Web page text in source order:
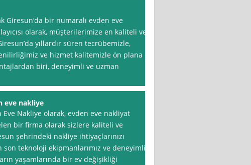
Giresun‘da bir numaralı evden eve
olarak, müşterilerimize en kaliteli ve
yıllardır süren tecrübemizle,
ve hizmet kalitemizle ön plana
biri, deneyimli ve uzman
eve nakliye
Nakliye olarak, evden eve nakliyat
bir firma olarak sizlere kaliteli ve
şehrindeki nakliye ihtiyaçlarınızı
teknoloji ekipmanlarımız ve deneyimli
yaşamlarında bir ev değişikliği